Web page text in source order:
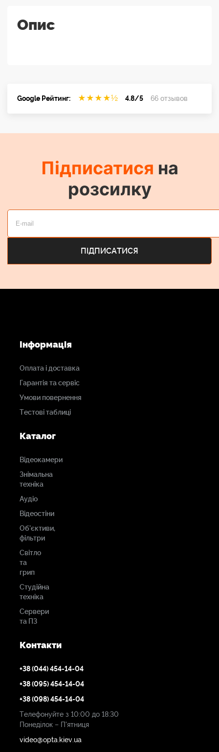
Опис
Google Рейтинг: ★ ★ ★ ★½ 4.8/5 66 отзывов
Підписатися на
розсилку
Інформація
Оплата і доставка
Гарантія та сервіс
Умови повернення
Тестові таблиці
Каталог
Відеокамери
Знімальна
техніка
Аудіо
Відеостіни
Об'єктиви,
фільтри
Світло
та
грип
Студійна
техніка
Сервери
та ПЗ
Контакти
+38 (044) 454-14-04
+38 (095) 454-14-04
+38 (098) 454-14-04
Телефонуйте з 10:00 до 18:30
Понеділок – П'ятниця
video@opta.kiev.ua